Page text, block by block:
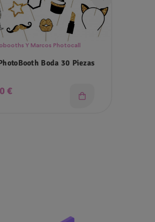
Y Marcos Photocall
Boda 30 Piezas
€